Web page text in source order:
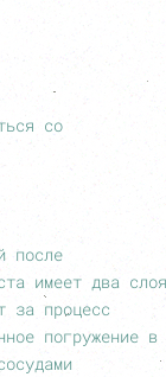
со
после
имеет два
за процесс
погружение в